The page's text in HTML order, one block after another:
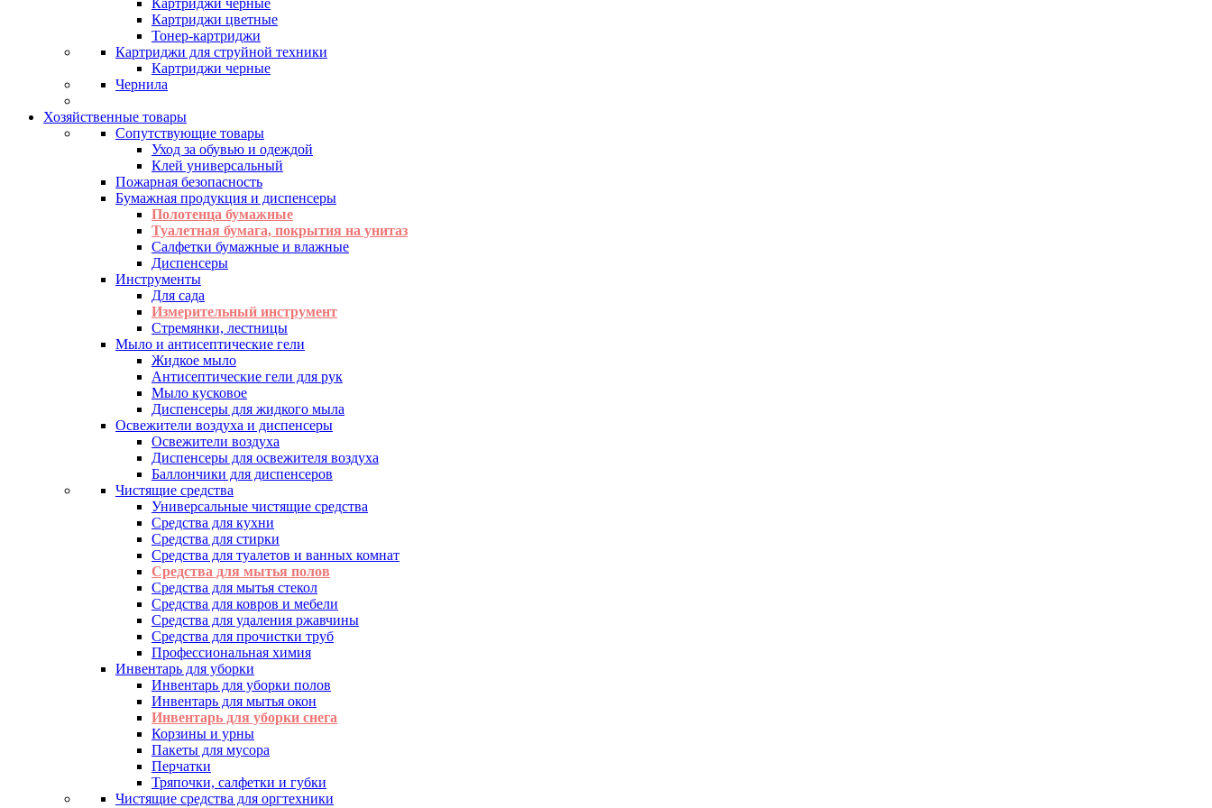
Картриджи черные
Картриджи цветные
Тонер-картриджи
Картриджи для струйной техники
Картриджи черные
Чернила
Хозяйственные товары
Сопутствующие товары
Уход за обувью и одеждой
Клей универсальный
Пожарная безопасность
Бумажная продукция и диспенсеры
Полотенца бумажные
Туалетная бумага, покрытия на унитаз
Салфетки бумажные и влажные
Диспенсеры
Инструменты
Для сада
Измерительный инструмент
Стремянки, лестницы
Мыло и антисептические гели
Жидкое мыло
Антисептические гели для рук
Мыло кусковое
Диспенсеры для жидкого мыла
Освежители воздуха и диспенсеры
Освежители воздуха
Диспенсеры для освежителя воздуха
Баллончики для диспенсеров
Чистящие средства
Универсальные чистящие средства
Средства для кухни
Средства для стирки
Средства для туалетов и ванных комнат
Средства для мытья полов
Средства для мытья стекол
Средства для ковров и мебели
Средства для удаления ржавчины
Средства для прочистки труб
Профессиональная химия
Инвентарь для уборки
Инвентарь для уборки полов
Инвентарь для мытья окон
Инвентарь для уборки снега
Корзины и урны
Пакеты для мусора
Перчатки
Тряпочки, салфетки и губки
Чистящие средства для оргтехники